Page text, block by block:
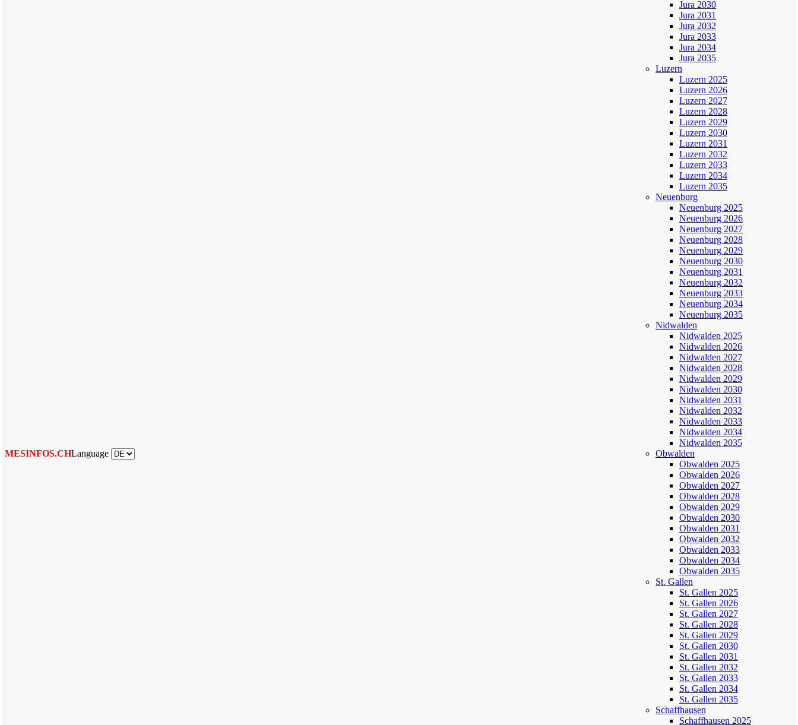
MESINFOS.CHLanguage
Jura 2030
Jura 2031
Jura 2032
Jura 2033
Jura 2034
Jura 2035
Luzern
Luzern 2025
Luzern 2026
Luzern 2027
Luzern 2028
Luzern 2029
Luzern 2030
Luzern 2031
Luzern 2032
Luzern 2033
Luzern 2034
Luzern 2035
Neuenburg
Neuenburg 2025
Neuenburg 2026
Neuenburg 2027
Neuenburg 2028
Neuenburg 2029
Neuenburg 2030
Neuenburg 2031
Neuenburg 2032
Neuenburg 2033
Neuenburg 2034
Neuenburg 2035
Nidwalden
Nidwalden 2025
Nidwalden 2026
Nidwalden 2027
Nidwalden 2028
Nidwalden 2029
Nidwalden 2030
Nidwalden 2031
Nidwalden 2032
Nidwalden 2033
Nidwalden 2034
Nidwalden 2035
Obwalden
Obwalden 2025
Obwalden 2026
Obwalden 2027
Obwalden 2028
Obwalden 2029
Obwalden 2030
Obwalden 2031
Obwalden 2032
Obwalden 2033
Obwalden 2034
Obwalden 2035
St. Gallen
St. Gallen 2025
St. Gallen 2026
St. Gallen 2027
St. Gallen 2028
St. Gallen 2029
St. Gallen 2030
St. Gallen 2031
St. Gallen 2032
St. Gallen 2033
St. Gallen 2034
St. Gallen 2035
Schaffhausen
Schaffhausen 2025